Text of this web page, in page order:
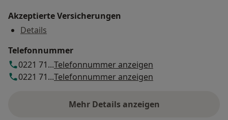
Akzeptierte Versicherungen
Details
Telefonnummer
0221 71...Telefonnummer anzeigen
0221 71...Telefonnummer anzeigen
Mehr Details anzeigen
über die Adresse